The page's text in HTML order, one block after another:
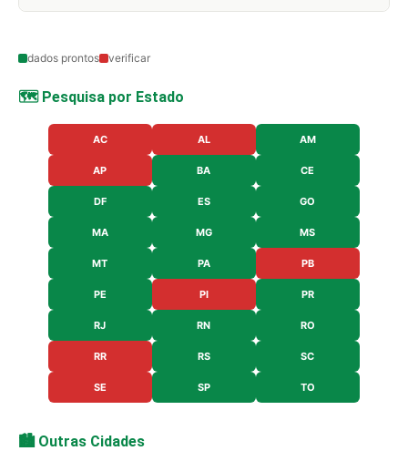
dados prontos verificar
🗺️ Pesquisa por Estado
AC AL AM
AP BA CE
DF ES GO
MA MG MS
MT PA PB
PE PI PR
RJ RN RO
RR RS SC
SE SP TO
🏙️ Outras Cidades